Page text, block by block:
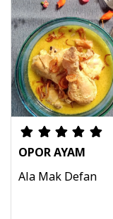
OPOR AYAM
Ala Mak Defan